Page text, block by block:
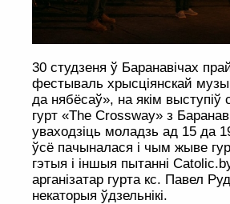
30 студзеня ў Баранавічах
фестываль хрысціянскай
да нябёсаў», на якім
гурт «The Crossway» з
уваходзіць моладзь ад 15 да
ўсё пачыналася і чым жыве
гэтыя і іншыя пытанні
арганізатар гурта кс. Павел
некаторыя ўдзельнікі.